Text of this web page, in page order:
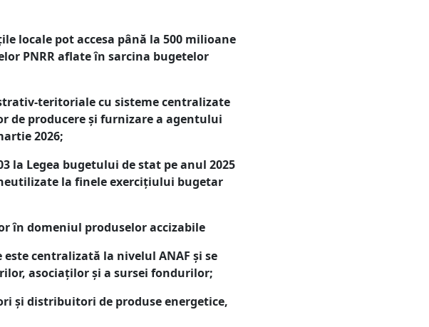
locale pot accesa până la 500 milioane
PNRR aflate în sarcina bugetelor
teritoriale cu sisteme centralizate
de producere și furnizare a agentului
2026;
Legea bugetului de stat pe anul 2025
la finele exerciţiului bugetar
în domeniul produselor accizabile
centralizată la nivelul ANAF și se
asociaților și a sursei fondurilor;
și distribuitori de produse energetice,